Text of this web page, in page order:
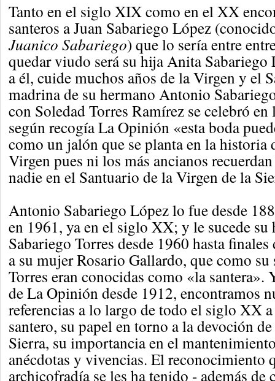
Tanto en el siglo XIX como en el XX
santeros a Juan Sabariego López
Juanico Sabariego) que lo sería entre
quedar viudo será su hija Anita
a él, cuide muchos años de la Virgen y el
madrina de su hermano Antonio
con Soledad Torres Ramírez se celebró
según recogía La Opinión «esta boda
como un jalón que se planta en la historia
Virgen pues ni los más ancianos
nadie en el Santuario de la Virgen de la
Antonio Sabariego López lo fue desde
en 1961, ya en el siglo XX; y le sucede
Sabariego Torres desde 1960 hasta
a su mujer Rosario Gallardo, que como su
Torres eran conocidas como «la santera».
de La Opinión desde 1912, encontramos
referencias a lo largo de todo el siglo XX
santero, su papel en torno a la devoción
Sierra, su importancia en el
anécdotas y vivencias. El reconocimiento
archicofradía se les ha tenido - además de